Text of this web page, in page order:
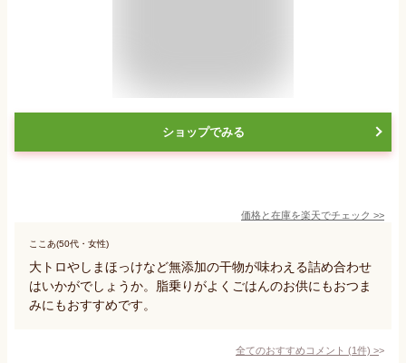
ショップでみる
価格と在庫を楽天でチェック >>
ここあ(50代・女性)
大トロやしまほっけなど無添加の干物が味わえる詰め合わせ
はいかがでしょうか。脂乗りがよくごはんのお供にもおつま
みにもおすすめです。
全てのおすすめコメント (1件) >